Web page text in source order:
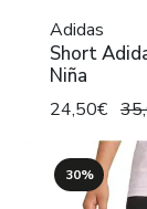
Adidas
Short
Niña
24,50€
30%